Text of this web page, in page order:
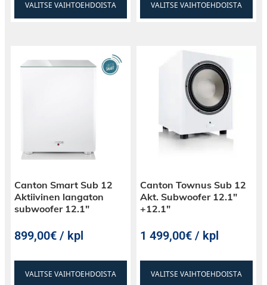
VALITSE VAIHTOEHDOISTA VALITSE VAIHTOEHDOISTA
Canton Smart Sub 12
Aktiivinen langaton
subwoofer 12.1″
899,00€ / kpl
VALITSE VAIHTOEHDOISTA
Canton Townus Sub 12
Akt. Subwoofer 12.1″
+12.1″
1 499,00€ / kpl
VALITSE VAIHTOEHDOISTA